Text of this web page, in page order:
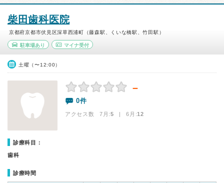
柴田歯科医院
京都府京都市伏見区深草西浦町（藤森駅、くいな橋駅、竹田駅）
駐車場あり マイナ受付
土曜（〜12:00）
－
0件
アクセス数 7月:5 | 6月:12
診療科目：
歯科
診療時間